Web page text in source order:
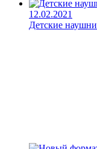
12.02.2021
Детские